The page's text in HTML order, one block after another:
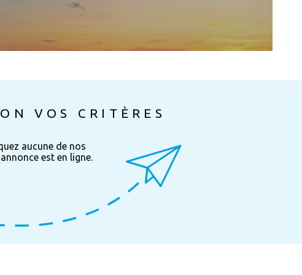
VOS CRITÈRES
aucune de nos
est en ligne.